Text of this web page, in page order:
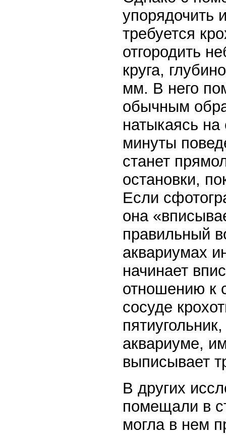
упорядочить
требуется
отгородить
круга,
мм. В него
обычным
натыкаясь на
минуты
станет
остановки,
Если
она
правильный
аквариумах
начинает
отношению к
сосуде
аквариуме,
выписывает
В других
помещали в
могла в нем